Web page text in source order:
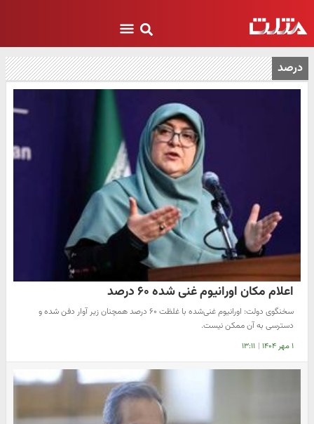
درصد
اعلام مکان اورانیوم غنی شده ۶۰ درصد
سخنگوی دولت: اورانیوم غنی‌شده با غلظت ۶۰ درصد همچنان زیر آوار دفن شده و
دسترسی به آن ممکن نیست.
۱ مهر ۱۴۰۴ | ۱۳:۱۱